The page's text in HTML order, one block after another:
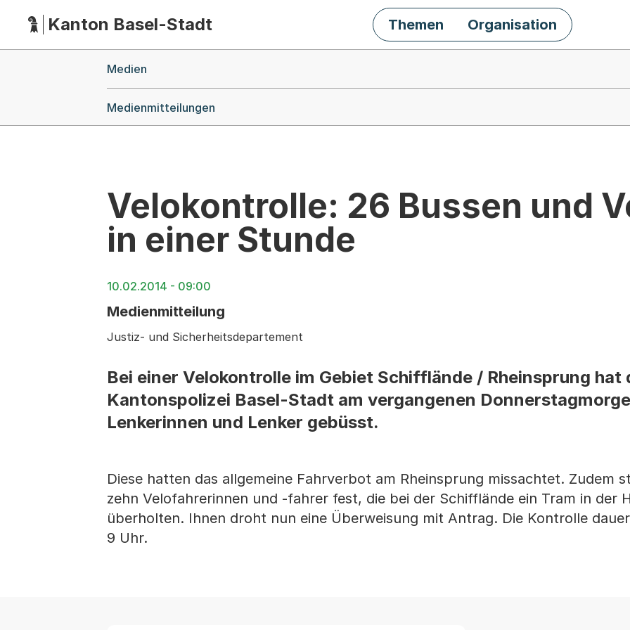
HauptnavigationKanton Basel-Stadt Themen Organisation
Medien
Medienmitteilungen
Velokontrolle: 26 Bussen und
in einer Stunde
10.02.2014 - 09:00
Medienmitteilung
Justiz- und Sicherheitsdepartement
Bei einer Velokontrolle im Gebiet Schifflände / Rheinsprung hat
Kantonspolizei Basel-Stadt am vergangenen
Lenkerinnen und Lenker gebüsst.
Diese hatten das allgemeine Fahrverbot am Rheinsprung missachtet. Zudem
zehn Velofahrerinnen und -fahrer fest, die bei der Schifflände ein Tram in der
überholten. Ihnen droht nun eine Überweisung mit Antrag. Die Kontrolle
9 Uhr.